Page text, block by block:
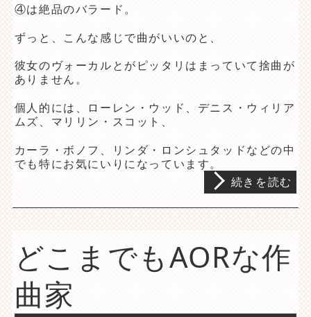
④は絶品のバラード。
ずっと、こんな感じで曲がいいのと、
彼女のヴォーカルとがピッタリはまっていて捨曲が
ありません。
個人的には、ローレン・ウッド、デニス・ウィリア
ムズ、マリリン・スコット、
カーラ・ボノフ、リンダ・ロンシュタッドなどの中
でも特にお気にいりになっています。
続きを読む
どこまでもAORな作
曲家